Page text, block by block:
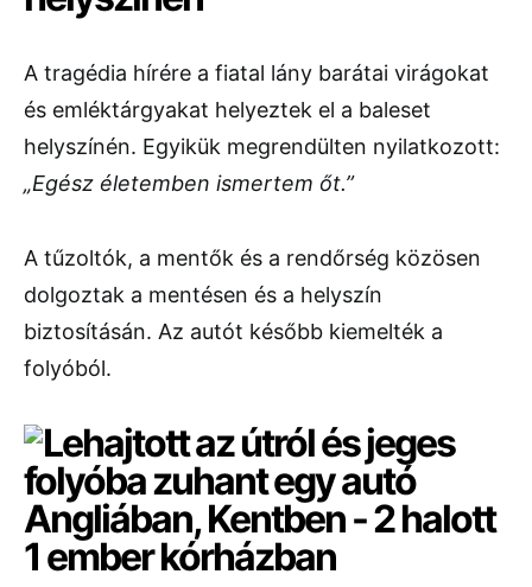
A tragédia hírére a fiatal lány barátai virágokat
és emléktárgyakat helyeztek el a baleset
helyszínén. Egyikük megrendülten nyilatkozott:
„Egész életemben ismertem őt.”
A tűzoltók, a mentők és a rendőrség közösen
dolgoztak a mentésen és a helyszín
biztosításán. Az autót később kiemelték a
folyóból.